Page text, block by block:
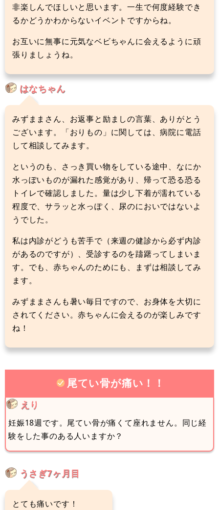
非楽しんでほしいと思います。一生で何度経験でき
るかどうかわからないイベントですからね。
お互いに無事に元気なベビちゃんに会えるように頑
張りましょうね。
はなちゃん
みずままさん、お返事と励ましの言葉、ありがとう
ございます。「おりもの」に関しては、病院に電話
して相談してみます。
というのも、さっき買い物をしている途中、なにか
水っぽいものが漏れた感覚があり、帰って恐る恐る
トイレで確認しました。量は少し下着が濡れている
程度で、サラッと水っぽく、尿のにおいではないよ
うでした。
私は内診がどうも苦手で（来週の健診から必ず内診
があるのですが）、受診するのを躊躇ってしまいま
す。でも、赤ちゃんのためにも、まずは相談してみ
ます。
みずままさんも暑い毎日ですので、お身体を大切に
されてください。赤ちゃんに会えるのが楽しみです
ね！
尾てい骨が痛い！！
えり
妊娠18週です。尾てい骨が痛くて座れません。同じ経
験をした事のある人いますか？
うさぎ7ヶ月目
とても痛いです！